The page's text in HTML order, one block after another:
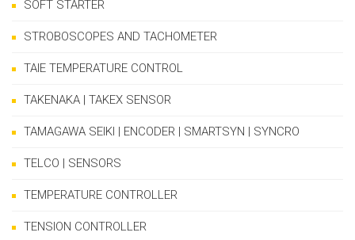
SOFT STARTER
STROBOSCOPES AND TACHOMETER
TAIE TEMPERATURE CONTROL
TAKENAKA | TAKEX SENSOR
TAMAGAWA SEIKI | ENCODER | SMARTSYN | SYNCRO
TELCO | SENSORS
TEMPERATURE CONTROLLER
TENSION CONTROLLER